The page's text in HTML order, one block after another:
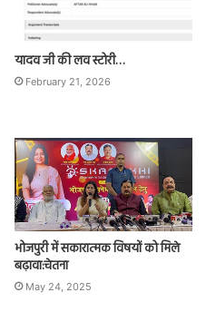
यादव जी की लव स्टोरी…
February 21, 2026
भोजपुरी में सकारात्मक विषयों को मिले
बढ़ावा:चेतना
May 24, 2025